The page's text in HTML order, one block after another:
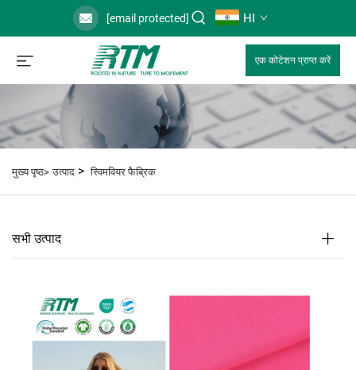
[email protected] HI
एक कोटेशन प्राप्त करें
मुख्य पृष्ठ> उत्पाद >स्विमवियर फैब्रिक
सभी उत्पाद